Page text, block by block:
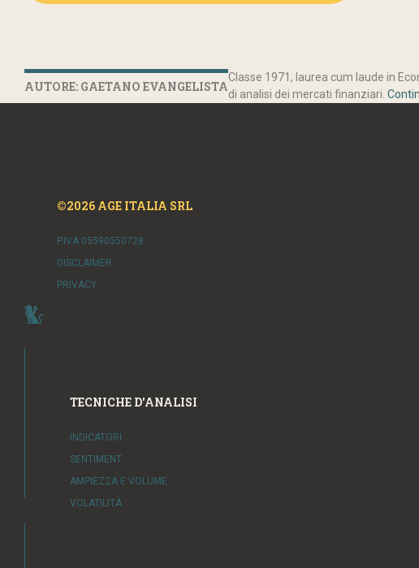
AUTORE: GAETANO EVANGELISTA
Classe 1971, laurea cum laude in
di analisi dei mercati finanziari.
©2026 AGE ITALIA SRL
P.IVA 05590550728
DISCLAIMER
PRIVACY
TECNICHE D'ANALISI
INDICATORI
SENTIMENT
AMPIEZZA E VOLUME
VOLATILITÀ